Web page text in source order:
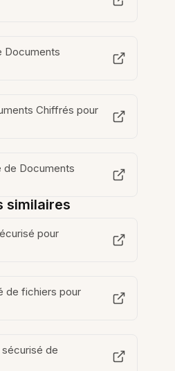
Documents
Chiffrés pour
de Documents
similaires
pour
de fichiers pour
de